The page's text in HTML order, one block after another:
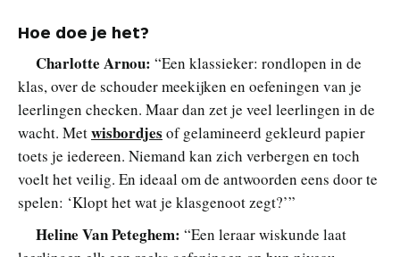
Hoe doe je het?
Charlotte Arnou: “Een klassieker: rondlopen in de
klas, over de schouder meekijken en oefeningen van je
leerlingen checken. Maar dan zet je veel leerlingen in de
wacht. Metwisbordjes of gelamineerd gekleurd papier
toets je iedereen. Niemand kan zich verbergen en toch
voelt het veilig. En ideaal om de antwoorden eens door te
spelen: ‘Klopt het wat je klasgenoot zegt?’”
Heline Van Peteghem: “Een leraar wiskunde laat